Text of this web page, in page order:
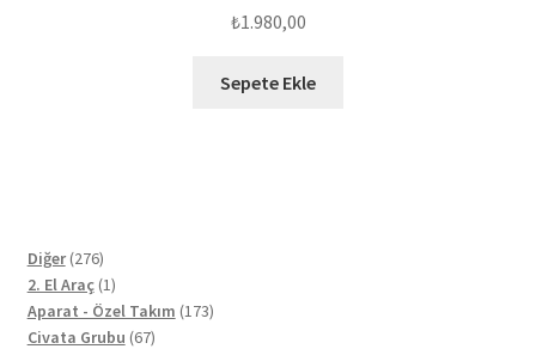
₺1.980,00
Sepete Ekle
Diğer 276276
ürün
2. El Araç 11
ürün
Aparat - Özel Takım 173173
Civata Grubu 6767